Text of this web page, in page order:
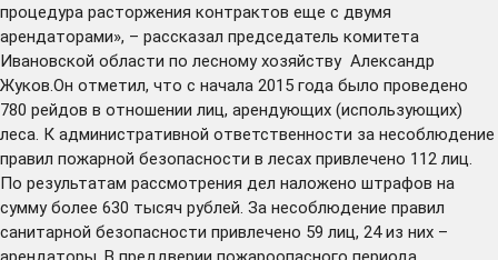
процедура расторжения контрактов еще с двумя
арендаторами», – рассказал председатель комитета
Ивановской области по лесному хозяйству Александр
Жуков.Он отметил, что с начала 2015 года было проведено
780 рейдов в отношении лиц, арендующих (использующих)
леса. К административной ответственности за несоблюдение
правил пожарной безопасности в лесах привлечено 112 лиц.
По результатам рассмотрения дел наложено штрафов на
сумму более 630 тысяч рублей. За несоблюдение правил
санитарной безопасности привлечено 59 лиц, 24 из них –